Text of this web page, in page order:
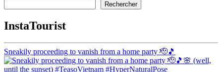
Rechercher
InstaTourist
Sneakily proceeding to vanish from a home party 🫡🎵